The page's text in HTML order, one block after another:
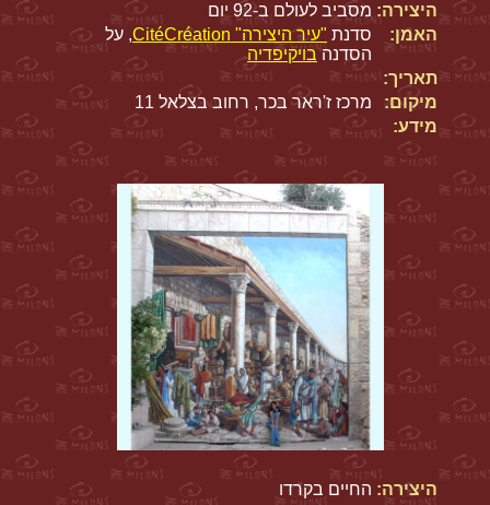
היצירה: מסביב לעולם ב-92 יום
האמן:
סדנת "עיר היצירה" CitéCréation
, על
הסדנהבויקיפדיה
תאריך:
מיקום:
מרכז ז'ראר בכר, רחוב בצלאל 11
מידע:
היצירה: החיים בקרדו